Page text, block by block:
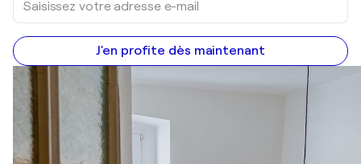
J'en profite dès maintenant